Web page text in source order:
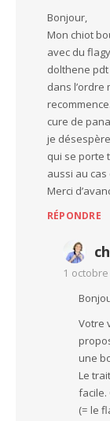
Bonjour,
Mon chiot
avec du
dolthene
dans l’ordre
cure de
je
qui se porte
aussi au
Merci
RÉPONDRE
1
Votre
une
Le
facile.
(= le